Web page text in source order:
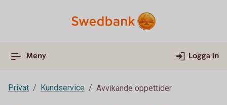
Meny Logga in
Privat Kundservice Avvikande öppettider